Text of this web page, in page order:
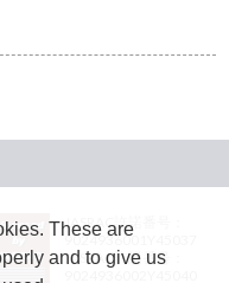
JASRAC許諾番号：
9024936001Y45037
JASRAC許諾番号：
These are
and to give us